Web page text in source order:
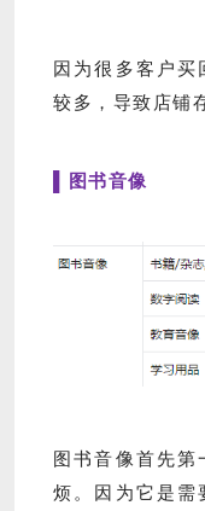
因为很多客户买
较多，导致店铺
▌图书音像
图书音像首先第
烦。因为它是需